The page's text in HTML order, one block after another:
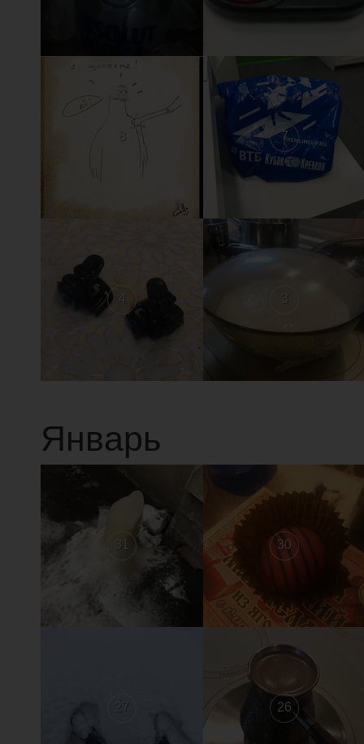
8 7
4 3
Январь
31 30
27 26